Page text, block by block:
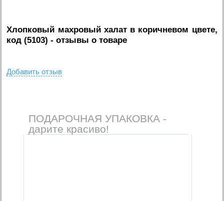
Хлопковый махровый халат в коричневом цвете,
код (5103) - отзывы о товаре
Добавить отзыв
ПОДАРОЧНАЯ УПАКОВКА -
дарите красиво!